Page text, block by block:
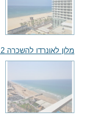
מלון לאונרדו להשכרה 2 חדרים 6,500₪ בחודש